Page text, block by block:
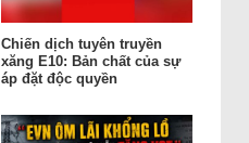
Chiến dịch tuyên truyền
xăng E10: Bản chất của sự
áp đặt độc quyền